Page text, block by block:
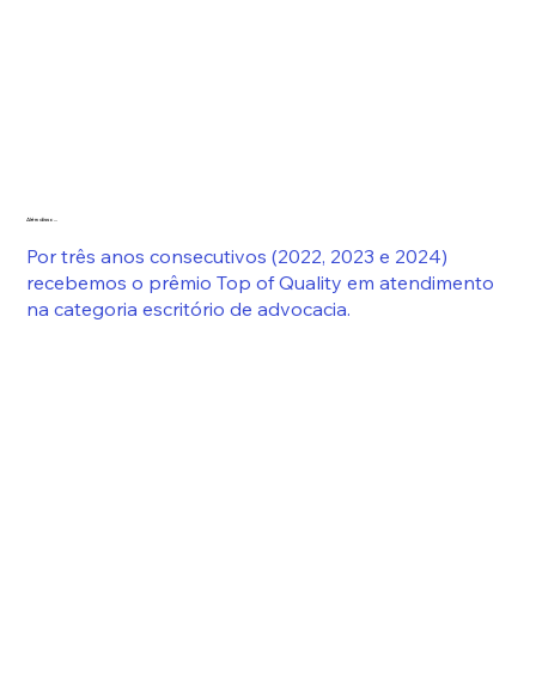
Além disso...
Por três anos consecutivos (2022, 2023 e 2024)
recebemos o prêmio Top of Quality em atendimento
na categoria escritório de advocacia. ​